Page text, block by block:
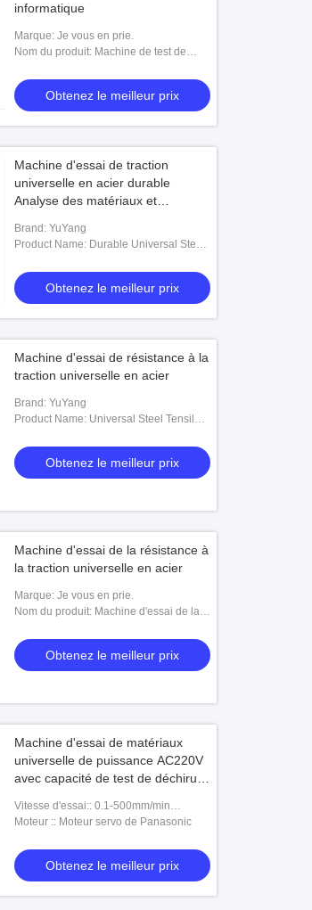
informatique
Marque: Je vous en prie.
Nom du produit: Machine de test de
ordinateur
Obtenez le meilleur prix
Machine d'essai de traction
universelle en acier durable
Analyse des matériaux et
Brand: YuYang
Product Name: Durable Universal Steel
Analysis And Performance Evaluation
Obtenez le meilleur prix
Machine d'essai de résistance à la
traction universelle en acier
Brand: YuYang
Product Name: Universal Steel Tensile
Bending Testing Machine
Obtenez le meilleur prix
Machine d'essai de la résistance à
la traction universelle en acier
Marque: Je vous en prie.
Nom du produit: Machine d'essai de la
acier
Obtenez le meilleur prix
Machine d'essai de matériaux
universelle de puissance AC220V
avec capacité de test de déchirure
haute résistance de 600kn
Vitesse d'essai:: 0.1-500mm/min
(réglable)
Moteur :: Moteur servo de Panasonic
Obtenez le meilleur prix